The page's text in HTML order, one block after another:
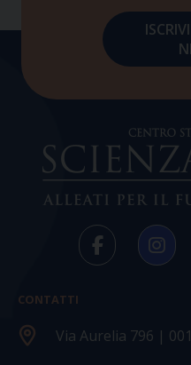
CONTATTI
Via Aurelia 796 |